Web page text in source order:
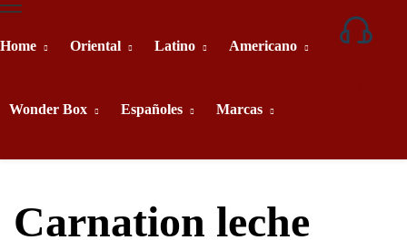
Home Oriental Latino Americano
Wonder Box Españoles Marcas
Carnation leche